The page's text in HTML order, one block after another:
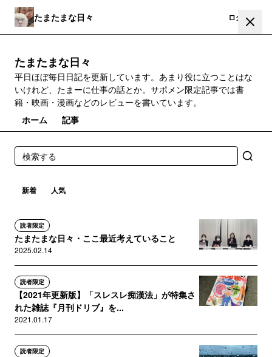
たまたまな日々 ログイン
たまたまな日々
平日ほぼ毎日日記を更新しています。あまり役に立つことはな
いけれど、たまーに仕事の話とか。サポメン限定記事では書
籍・映画・漫画などのレビューを書いています。
ホーム
記事
新着 人気
読者限定
たまたまな日々・ここ最近考えていること
2025.02.14
読者限定
【2021年更新版】「スレスレ痴漢法」が特集さ
れた雑誌『月刊ドリブ』を...
2021.01.17
読者限定